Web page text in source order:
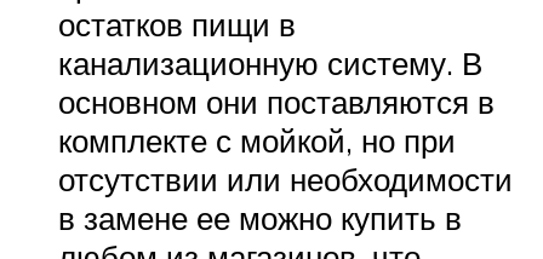
остатков пищи в
канализационную систему. В
основном они поставляются в
комплекте с мойкой, но при
отсутствии или необходимости
в замене ее можно купить в